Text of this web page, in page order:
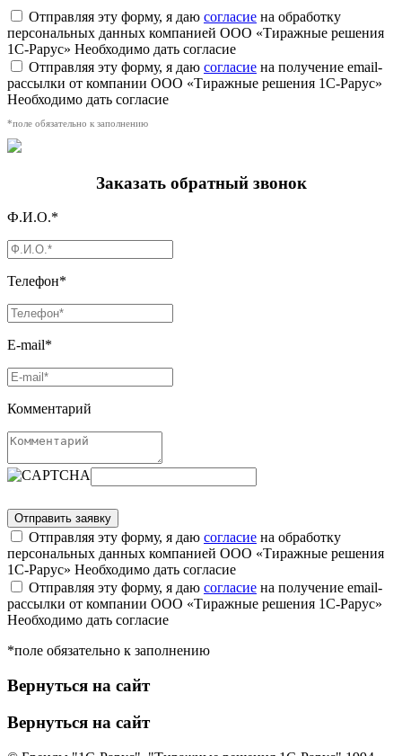
Отправляя эту форму, я даю согласие на обработку
персональных данных компанией ООО «Тиражные решения
1С-Рарус» Необходимо дать согласие
Отправляя эту форму, я даю согласие на получение email-
рассылки от компании ООО «Тиражные решения 1С-Рарус»
Необходимо дать согласие
*поле обязательно к заполнению
Заказать обратный звонок
Ф.И.О.*
Телефон*
E-mail*
Комментарий
Отправляя эту форму, я даю согласие на обработку
персональных данных компанией ООО «Тиражные решения
1С-Рарус» Необходимо дать согласие
Отправляя эту форму, я даю согласие на получение email-
рассылки от компании ООО «Тиражные решения 1С-Рарус»
Необходимо дать согласие
*поле обязательно к заполнению
Вернуться на сайт
Вернуться на сайт